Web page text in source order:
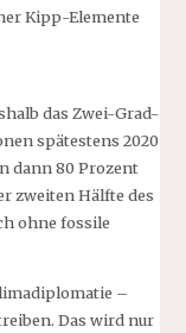
Kipp-Elemente
das Zwei-Grad-
spätestens 2020
dann 80 Prozent
zweiten Hälfte des
ohne fossile
–
Das wird nur